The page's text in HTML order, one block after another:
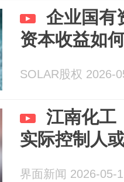
企业国有
资本收益如
SOLAR股权 2026-
江南化工
实际控制人
界面新闻 2026-05-